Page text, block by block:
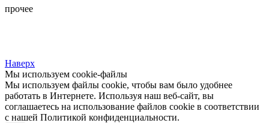
прочее
Наверх
Мы используем cookie-файлы
Мы используем файлы cookie, чтобы вам было удобнее
работать в Интернете. Используя наш веб-сайт, вы
соглашаетесь на использование файлов cookie в соответствии
с нашей Политикой конфиденциальности.